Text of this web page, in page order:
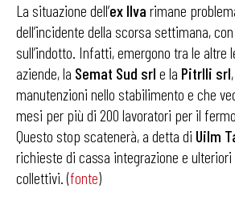
La situazione dell’ex Ilva rimane
dell’incidente della scorsa settimana,
sull’indotto. Infatti, emergono tra le altre
aziende, la Semat Sud srl e la Pitrlli srl
manutenzioni nello stabilimento e che
mesi per più di 200 lavoratori per il
Questo stop scatenerà, a detta di Uilm
richieste di cassa integrazione e
collettivi. (fonte)